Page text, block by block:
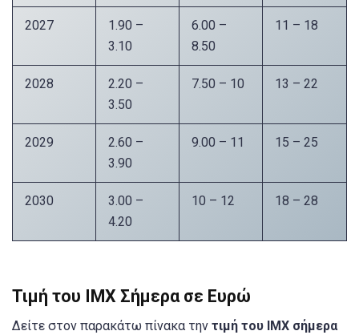
2027
1.90 –
3.10
6.00 –
8.50
11 – 18
2028
2.20 –
3.50
7.50 – 10 13 – 22
2029
2.60 –
3.90
9.00 – 11 15 – 25
2030
3.00 –
4.20
10 – 12 18 – 28
Τιμή του IMX Σήμερα σε Ευρώ
Δείτε στον παρακάτω πίνακα την τιμή του IMX σήμερα